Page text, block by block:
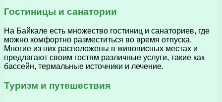
Гостиницы и санатории
На Байкале есть множество гостиниц и санаториев, где
можно комфортно разместиться во время отпуска.
Многие из них расположены в живописных местах и
предлагают своим гостям различные услуги, такие как
бассейн, термальные источники и лечение.
Туризм и путешествия